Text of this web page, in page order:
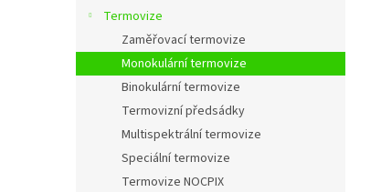
n
Termovize
Zaměřovací termovize
Monokulární termovize
Binokulární termovize
Termovizní předsádky
Multispektrální termovize
Speciální termovize
Termovize NOCPIX